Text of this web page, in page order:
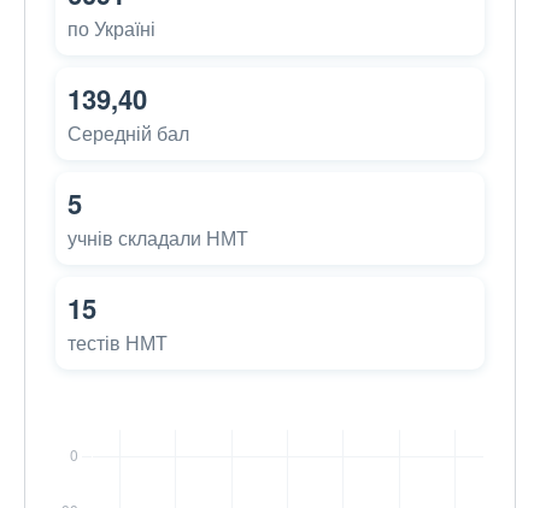
по Україні
139,40
Середній бал
5
учнів складали НМТ
15
тестів НМТ